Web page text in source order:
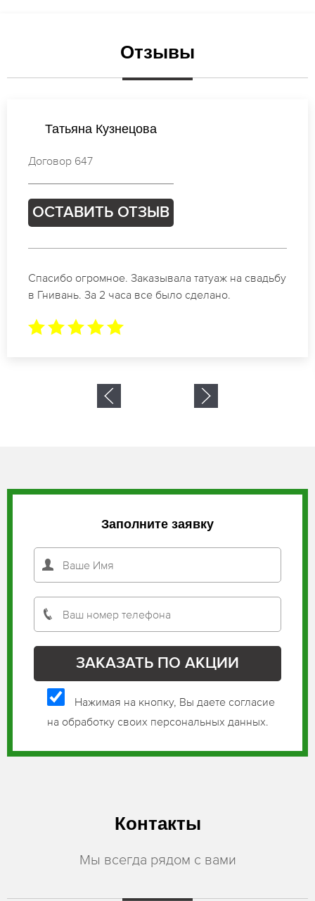
Отзывы
Анастасия Попова
Договор 311
ОСТАВИТЬ ОТЗЫВ
Отличные специалисты своего дела по
коррекции бровей в Гнивань. Замечательный
Заполните заявку
Нажимая на кнопку, Вы даете согласие
на обработку своих персональных данных.
Контакты
Мы всегда рядом с вами